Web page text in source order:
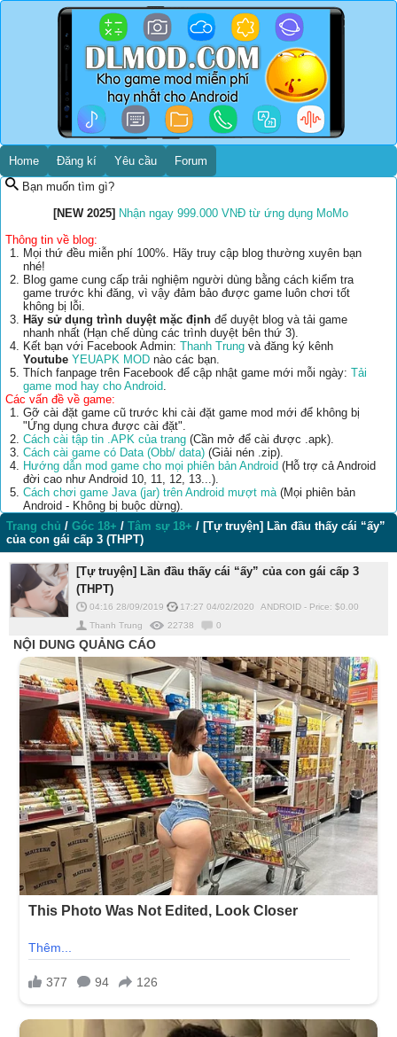
Home Đăng kí Yêu cầu
Forum
Bạn muốn tìm gì?
[NEW 2025] Nhận ngay 999.000 VNĐ từ ứng dụng MoMo
Thông tin về blog:
Mọi thứ đều miễn phí 100%. Hãy truy cập blog thường xuyên bạn
nhé!
Blog game cung cấp trải nghiệm người dùng bằng cách kiểm tra
game trước khi đăng, vì vậy đảm bảo được game luôn chơi tốt
không bị lỗi.
Hãy sử dụng trình duyệt mặc định để duyệt blog và tải game
nhanh nhất (Hạn chế dùng các trình duyệt bên thứ 3).
Kết bạn với Facebook Admin: Thanh Trung và đăng ký kênh
Youtube YEUAPK MOD nào các bạn.
Thích fanpage trên Facebook để cập nhật game mới mỗi ngày: Tải
game mod hay cho Android.
Các vấn đề về game:
Gỡ cài đặt game cũ trước khi cài đặt game mod mới để không bị
"Ứng dụng chưa được cài đặt".
Cách cài tập tin .APK của trang (Cần mở để cài được .apk).
Cách cài game có Data (Obb/ data) (Giải nén .zip).
Hướng dẫn mod game cho mọi phiên bản Android (Hỗ trợ cả Android
đời cao như Android 10, 11, 12, 13...).
Cách chơi game Java (jar) trên Android mượt mà(Mọi phiên bản
Android - Không bị buộc dừng).
Trang chủ / Góc 18+ / Tâm sự 18+ / [Tự truyện] Lần đầu thấy cái “ấy”
của con gái cấp 3 (THPT)
[Tự truyện] Lần đầu thấy cái “ấy” của con gái cấp 3
(THPT)
04:16 28/09/2019 17:27 04/02/2020 ANDROID - Price: $0.00
Thanh Trung
22738 0